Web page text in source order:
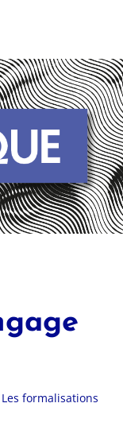
formalisations